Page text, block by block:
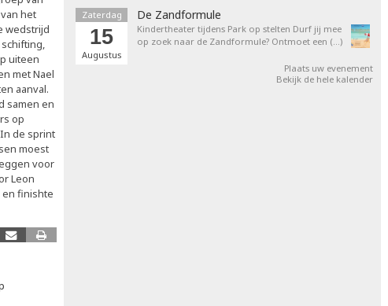
het
wedstrijd
uiteen
met Nael
aanval.
samen en
op
de sprint
moest
voor
Leon
finishte
Zaterdag
15
Augustus
De Zandformule
Kindertheater tijdens Park op stelten Durf jij mee
op zoek naar de Zandformule? Ontmoet een (…)
Plaats uw evenement
Bekijk de hele kalender